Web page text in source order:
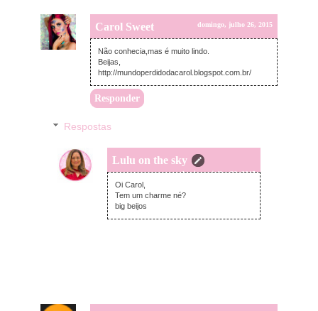
Carol Sweet domingo, julho 26, 2015
Não conhecia,mas é muito lindo.
Beijas,
http://mundoperdidodacarol.blogspot.com.br/
Responder
Respostas
Lulu on the sky
domingo, julho 26, 2015
Oi Carol,
Tem um charme né?
big beijos